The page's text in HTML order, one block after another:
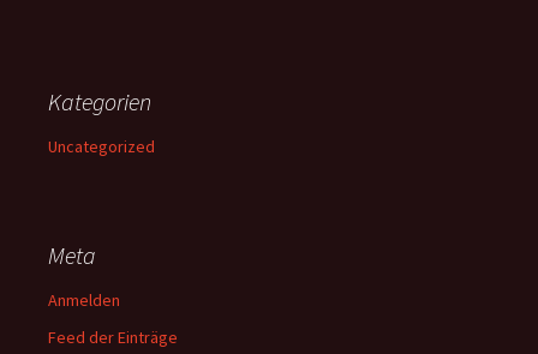
Kategorien
Uncategorized
Meta
Anmelden
Feed der Einträge